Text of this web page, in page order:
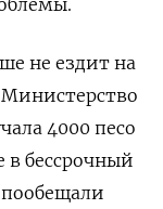
не ездит на
4000 песо
в бессрочный